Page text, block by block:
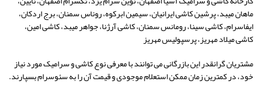
ماهان میبد، پرشین کاشی ایرانیان، سیمین ابرکوه، روناس سمنان، برج اردکان،
ایفاسرام، کاشی سینا، رومانس سمنان، کاشی آرژنا، جواهر میبد، کاشی امین،
کاشی میلاد مهریز، پرسپولیس مهریز
مشتریان گرانقدر این بازرگانی می توانند با معرفی نوع کاشی و سرامیک مورد نیاز
خود، در کمترین زمان ممکن استعلام موجودی و قیمت آن را به سئوسرام بسپارند.